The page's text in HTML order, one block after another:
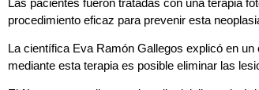
procedimiento eficaz para prevenir esta
La científica Eva Ramón Gallegos explicó en
mediante esta terapia es posible eliminar las